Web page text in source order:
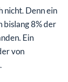
nicht. Denn ein
8% der
Ein
von